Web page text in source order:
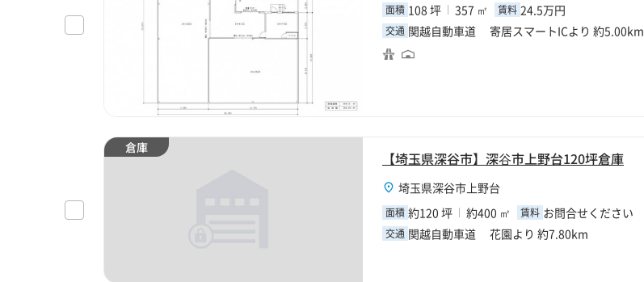
面積 108 坪 357 ㎡ 賃料 24.5万円
交通 関越自動車道 寄居スマートICより 約5.00km
倉庫
【埼玉県深谷市】深⾕市上野台120坪倉庫
埼玉県深谷市上野台
面積 約120 坪 約400 ㎡ 賃料 お問合せください
交通 関越自動車道 花園より 約7.80km